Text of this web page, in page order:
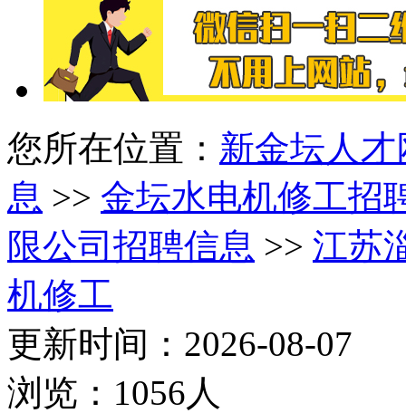
您所在位置： 新金坛人才
息 >> 金坛水电机修工招
限公司招聘信息 >> 江苏
机修工
更新时间：2026-08-07
浏览：1056人